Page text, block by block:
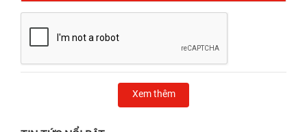
Xem thêm